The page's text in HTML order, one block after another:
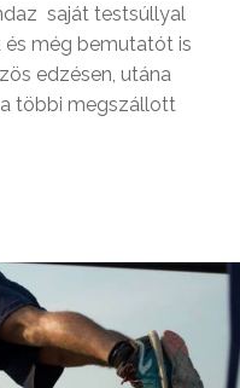
saját testsúllyal
még bemutatót is
edzésen, utána
többi megszállott